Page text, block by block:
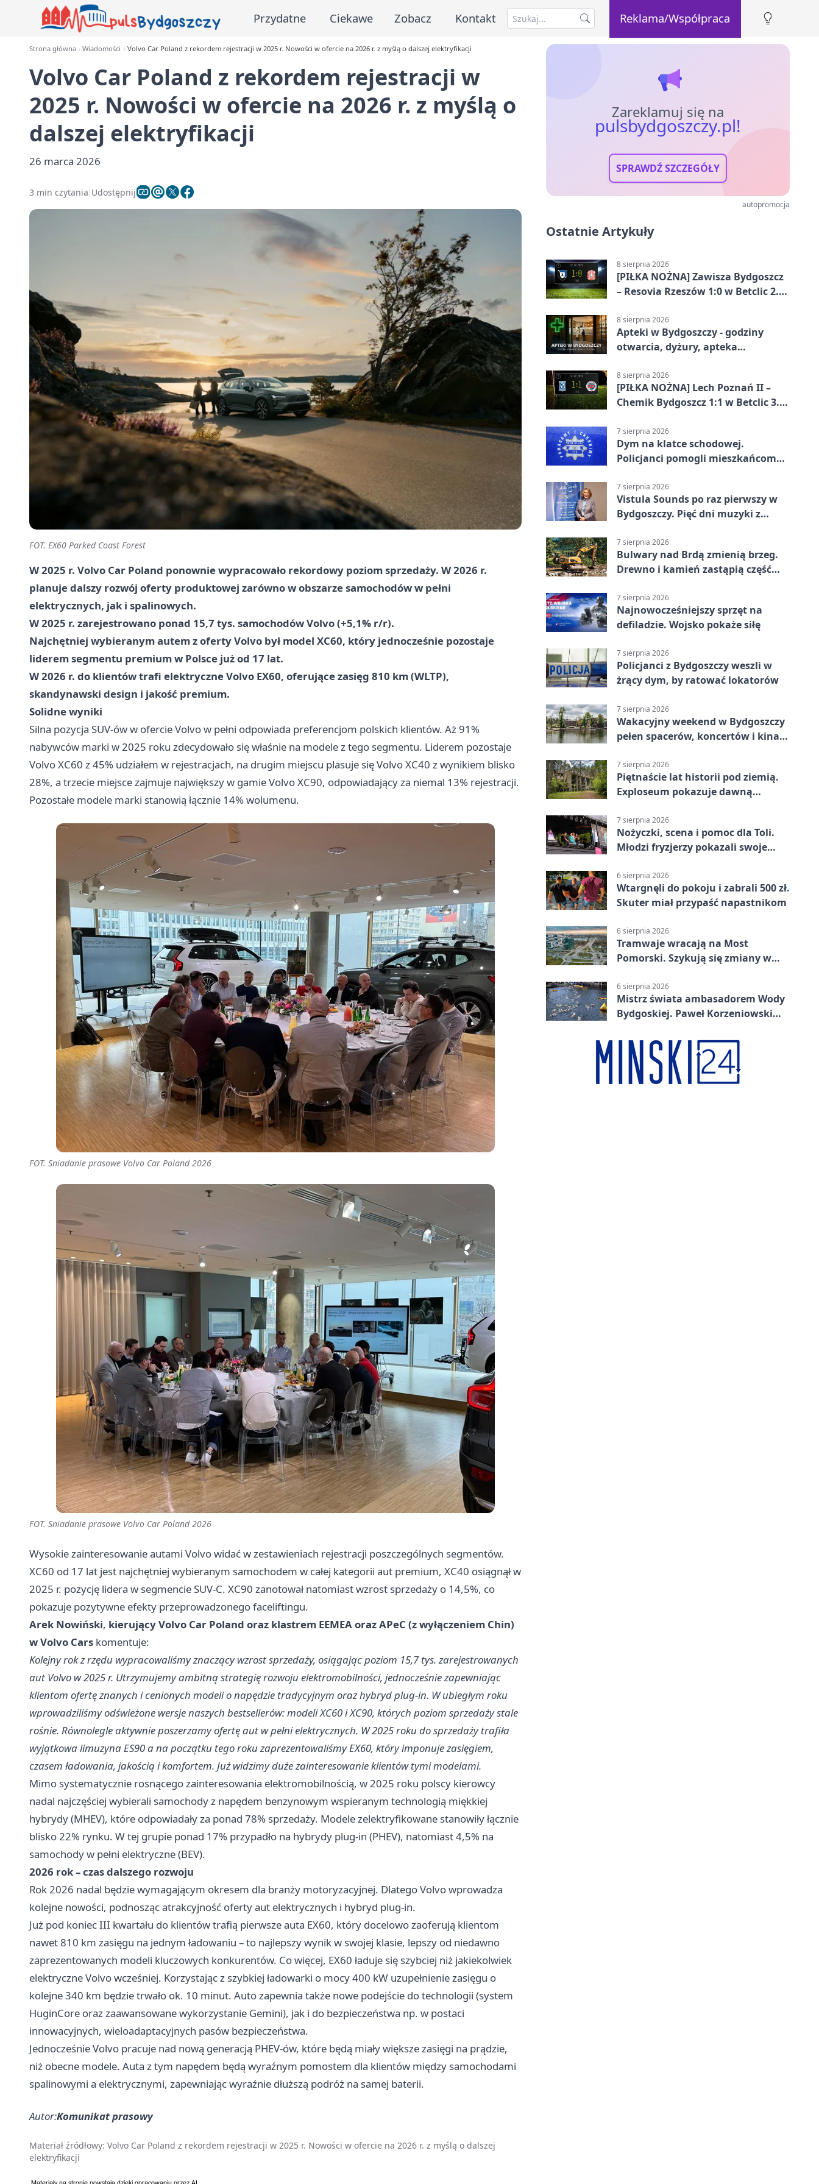
Przydatne Ciekawe Zobacz Kontakt Reklama/Współpraca
Strona główna Wiadomości Volvo Car Poland z rekordem rejestracji w 2025 r. Nowości w ofercie na 2026 r. z myślą o dalszej elektryfikacji
Volvo Car Poland z rekordem rejestracji w
2025 r. Nowości w ofercie na 2026 r. z myślą o
dalszej elektryfikacji
26 marca 2026
3 min czytania Udostępnij
FOT. EX60 Parked Coast Forest
W 2025 r. Volvo Car Poland ponownie wypracowało rekordowy poziom sprzedaży. W 2026 r.
planuje dalszy rozwój oferty produktowej zarówno w obszarze samochodów w pełni
elektrycznych, jak i spalinowych.
W 2025 r. zarejestrowano ponad 15,7 tys. samochodów Volvo (+5,1% r/r).
Najchętniej wybieranym autem z oferty Volvo był model XC60, który jednocześnie pozostaje
liderem segmentu premium w Polsce już od 17 lat.
W 2026 r. do klientów trafi elektryczne Volvo EX60, oferujące zasięg 810 km (WLTP),
skandynawski design i jakość premium.
Solidne wyniki
Silna pozycja SUV-ów w ofercie Volvo w pełni odpowiada preferencjom polskich klientów. Aż 91%
nabywców marki w 2025 roku zdecydowało się właśnie na modele z tego segmentu. Liderem pozostaje
Volvo XC60 z 45% udziałem w rejestracjach, na drugim miejscu plasuje się Volvo XC40 z wynikiem blisko
28%, a trzecie miejsce zajmuje największy w gamie Volvo XC90, odpowiadający za niemal 13% rejestracji.
Pozostałe modele marki stanowią łącznie 14% wolumenu.
FOT. Sniadanie prasowe Volvo Car Poland 2026
FOT. Sniadanie prasowe Volvo Car Poland 2026
Wysokie zainteresowanie autami Volvo widać w zestawieniach rejestracji poszczególnych segmentów.
XC60 od 17 lat jest najchętniej wybieranym samochodem w całej kategorii aut premium, XC40 osiągnął w
2025 r. pozycję lidera w segmencie SUV-C. XC90 zanotował natomiast wzrost sprzedaży o 14,5%, co
pokazuje pozytywne efekty przeprowadzonego faceliftingu.
Arek Nowiński, kierujący Volvo Car Poland oraz klastrem EEMEA oraz APeC (z wyłączeniem Chin)
w Volvo Cars komentuje:
Kolejny rok z rzędu wypracowaliśmy znaczący wzrost sprzedaży, osiągając poziom 15,7 tys. zarejestrowanych
aut Volvo w 2025 r. Utrzymujemy ambitną strategię rozwoju elektromobilności, jednocześnie zapewniając
klientom ofertę znanych i cenionych modeli o napędzie tradycyjnym oraz hybryd plug-in. W ubiegłym roku
wprowadziliśmy odświeżone wersje naszych bestsellerów: modeli XC60 i XC90, których poziom sprzedaży stale
rośnie. Równolegle aktywnie poszerzamy ofertę aut w pełni elektrycznych. W 2025 roku do sprzedaży trafiła
wyjątkowa limuzyna ES90 a na początku tego roku zaprezentowaliśmy EX60, który imponuje zasięgiem,
czasem ładowania, jakością i komfortem. Już widzimy duże zainteresowanie klientów tymi modelami.
Mimo systematycznie rosnącego zainteresowania elektromobilnością, w 2025 roku polscy kierowcy
nadal najczęściej wybierali samochody z napędem benzynowym wspieranym technologią miękkiej
hybrydy (MHEV), które odpowiadały za ponad 78% sprzedaży. Modele zelektryfikowane stanowiły łącznie
blisko 22% rynku. W tej grupie ponad 17% przypadło na hybrydy plug-in (PHEV), natomiast 4,5% na
samochody w pełni elektryczne (BEV).
2026 rok – czas dalszego rozwoju
Rok 2026 nadal będzie wymagającym okresem dla branży motoryzacyjnej. Dlatego Volvo wprowadza
kolejne nowości, podnosząc atrakcyjność oferty aut elektrycznych i hybryd plug-in.
Już pod koniec III kwartału do klientów trafią pierwsze auta EX60, który docelowo zaoferują klientom
nawet 810 km zasięgu na jednym ładowaniu – to najlepszy wynik w swojej klasie, lepszy od niedawno
zaprezentowanych modeli kluczowych konkurentów. Co więcej, EX60 ładuje się szybciej niż jakiekolwiek
elektryczne Volvo wcześniej. Korzystając z szybkiej ładowarki o mocy 400 kW uzupełnienie zasięgu o
kolejne 340 km będzie trwało ok. 10 minut. Auto zapewnia także nowe podejście do technologii (system
HuginCore oraz zaawansowane wykorzystanie Gemini), jak i do bezpieczeństwa np. w postaci
innowacyjnych, wieloadaptacyjnych pasów bezpieczeństwa.
Jednocześnie Volvo pracuje nad nową generacją PHEV-ów, które będą miały większe zasięgi na prądzie,
niż obecne modele. Auta z tym napędem będą wyraźnym pomostem dla klientów między samochodami
spalinowymi a elektrycznymi, zapewniając wyraźnie dłuższą podróż na samej baterii.
Autor:Komunikat prasowy
Materiał źródłowy: Volvo Car Poland z rekordem rejestracji w 2025 r. Nowości w ofercie na 2026 r. z myślą o dalszej
elektryfikacji
Zareklamuj się na
pulsbydgoszczy.pl!
SPRAWDŹ SZCZEGÓŁY
autopromocja
Ostatnie Artykuły
8 sierpnia 2026
[PIŁKA NOŻNA] Zawisza Bydgoszcz
– Resovia Rzeszów 1:0 w Betclic 2.
gospodarzy
8 sierpnia 2026
Apteki w Bydgoszczy - godziny
otwarcia, dyżury, apteka
8 sierpnia 2026
[PIŁKA NOŻNA] Lech Poznań II –
Chemik Bydgoszcz 1:1 w Betclic 3.
Bydgoszczanie wywieźli punkt z
Wronek
7 sierpnia 2026
Dym na klatce schodowej.
Policjanci pomogli mieszkańcom
7 sierpnia 2026
Vistula Sounds po raz pierwszy w
Bydgoszczy. Pięć dni muzyki z
7 sierpnia 2026
Bulwary nad Brdą zmienią brzeg.
Drewno i kamień zastąpią część
7 sierpnia 2026
Najnowocześniejszy sprzęt na
defiladzie. Wojsko pokaże siłę
7 sierpnia 2026
Policjanci z Bydgoszczy weszli w
żrący dym, by ratować lokatorów
7 sierpnia 2026
Wakacyjny weekend w Bydgoszczy
pełen spacerów, koncertów i kina
7 sierpnia 2026
Piętnaście lat historii pod ziemią.
Exploseum pokazuje dawną
7 sierpnia 2026
Nożyczki, scena i pomoc dla Toli.
Młodzi fryzjerzy pokazali swoje
6 sierpnia 2026
Wtargnęli do pokoju i zabrali 500 zł.
Skuter miał przypaść napastnikom
6 sierpnia 2026
Tramwaje wracają na Most
Pomorski. Szykują się zmiany w
6 sierpnia 2026
Mistrz świata ambasadorem Wody
Bydgoskiej. Paweł Korzeniowski